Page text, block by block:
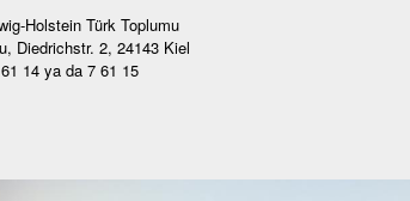
Holstein Türk Toplumu
Diedrichstr. 2, 24143 Kiel
14 ya da 7 61 15